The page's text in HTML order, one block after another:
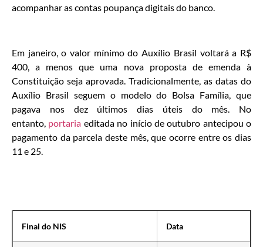
acompanhar as contas poupança digitais do banco.
Em janeiro, o valor mínimo do Auxílio Brasil voltará a R$
400, a menos que uma nova proposta de emenda à
Constituição seja aprovada. Tradicionalmente, as datas do
Auxílio Brasil seguem o modelo do Bolsa Família, que
pagava nos dez últimos dias úteis do mês. No
entanto, portaria editada no início de outubro antecipou o
pagamento da parcela deste mês, que ocorre entre os dias
11 e 25.
Final do NIS Data